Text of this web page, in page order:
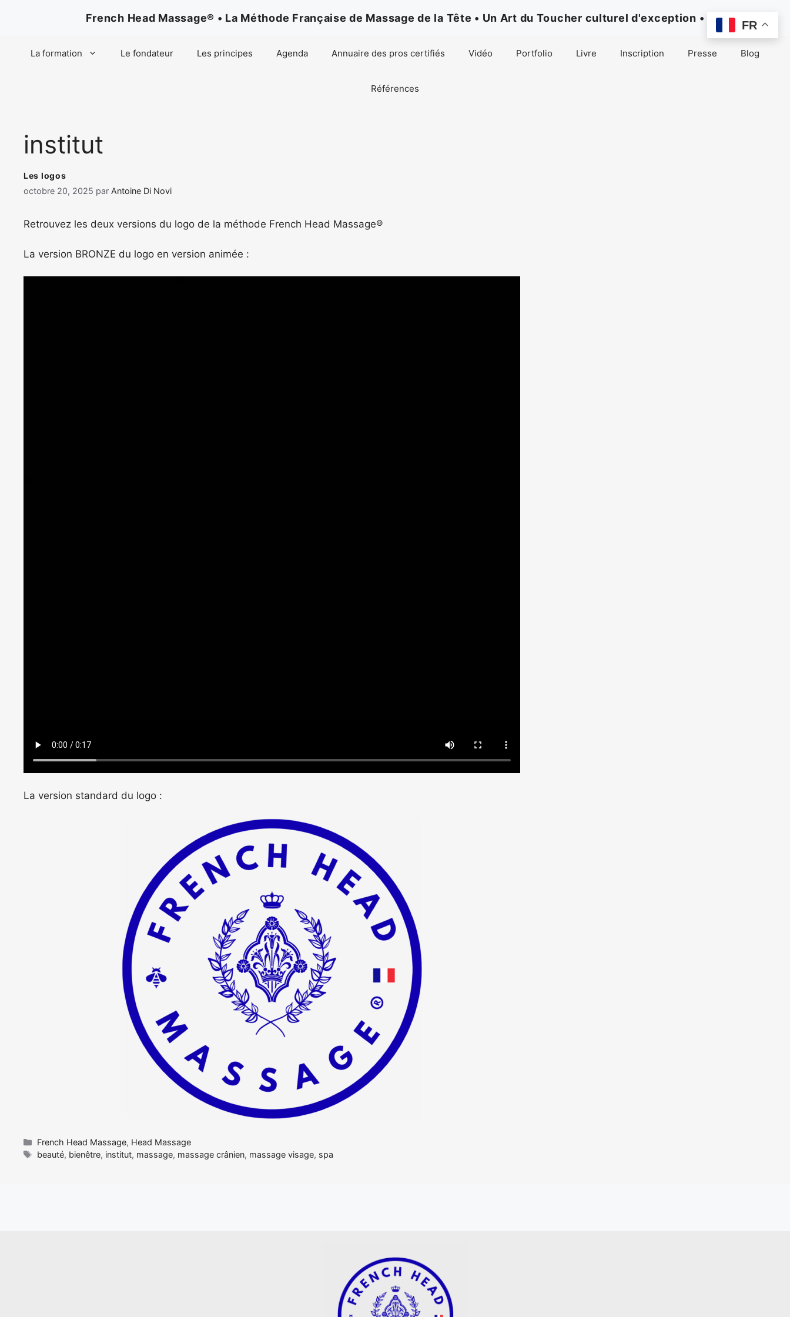
French Head Massage® • La Méthode Française de Massage de la Tête • Un Art du Toucher culturel d'exception •
La formation Le fondateur Les principes Agenda Annuaire des pros certifiés Vidéo Portfolio Livre Inscription Presse Blog
Références
institut
Les logos
octobre 20, 2025 par Antoine Di Novi
Retrouvez les deux versions du logo de la méthode French Head Massage®
La version BRONZE du logo en version animée :
La version standard du logo :
Catégories
French Head Massage, Head Massage
Étiquettes
beauté, bienêtre, institut, massage, massage crânien, massage visage, spa
FR